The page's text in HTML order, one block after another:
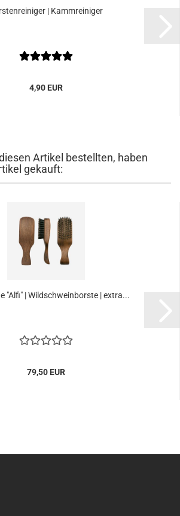
| Kammreiniger
4,90 EUR
Artikel bestellten, haben
gekauft:
"Alfi" | Wildschweinborste | extra...
79,50 EUR